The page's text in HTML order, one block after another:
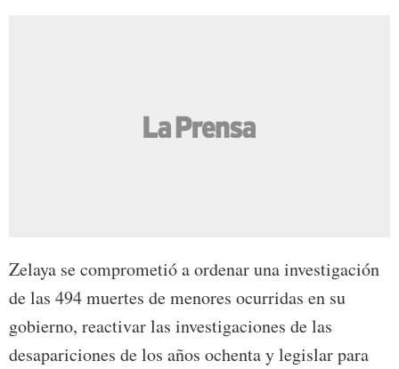
Zelaya se comprometió a ordenar una investigación
de las 494 muertes de menores ocurridas en su
gobierno, reactivar las investigaciones de las
desapariciones de los años ochenta y legislar para